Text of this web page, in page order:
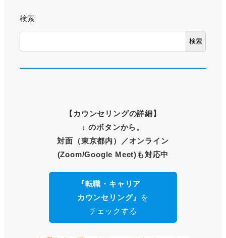
検索
検索
【カウンセリングの詳細】
↓ のボタンから。
対面（東京都内）
／オンライン
(Zoom/Google Meet)も対応中
『転職・キャリア
カウンセリング』
を
チェックする